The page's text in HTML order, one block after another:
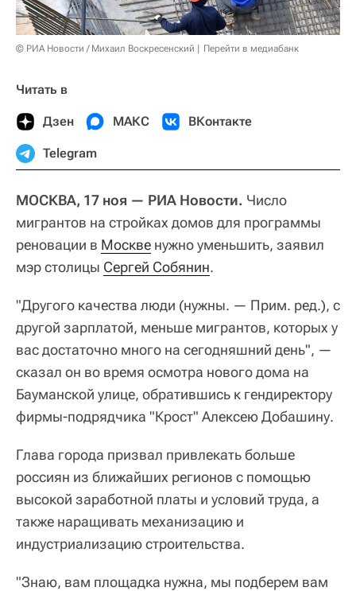
© РИА Новости / Михаил Воскресенский Перейти в медиабанк
Читать в
Дзен МАКС ВКонтакте
Telegram
МОСКВА, 17 ноя — РИА Новости. Число
мигрантов на стройках домов для программы
реновации в Москве нужно уменьшить, заявил
мэр столицы Сергей Собянин.
"Другого качества люди (нужны. — Прим. ред.), с
другой зарплатой, меньше мигрантов, которых у
вас достаточно много на сегодняшний день", —
сказал он во время осмотра нового дома на
Бауманской улице, обратившись к гендиректору
фирмы-подрядчика "Крост" Алексею Добашину.
Глава города призвал привлекать больше
россиян из ближайших регионов с помощью
высокой заработной платы и условий труда, а
также наращивать механизацию и
индустриализацию строительства.
"Знаю, вам площадка нужна, мы подберем вам